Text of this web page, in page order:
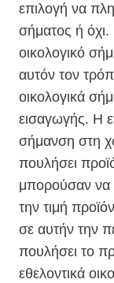
επιλογή να
σήματος ή όχι.
οικολογικό
αυτόν τον
οικολογικά
εισαγωγής. Η
σήμανση στη
πουλήσει
μπορούσαν να
την τιμή
σε αυτήν την
πουλήσει το
εθελοντικά